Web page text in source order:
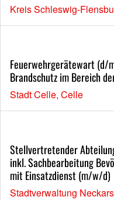
Kreis Schleswig-
Feuerwehrgerätewart (d/
Brandschutz im Bereich
Stadt Celle, Celle
Stellvertretender
inkl. Sachbearbeitung
mit Einsatzdienst (m/w/d)
Stadtverwaltung